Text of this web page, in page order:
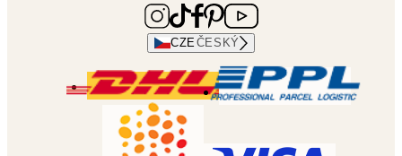
CZEČESKÝ